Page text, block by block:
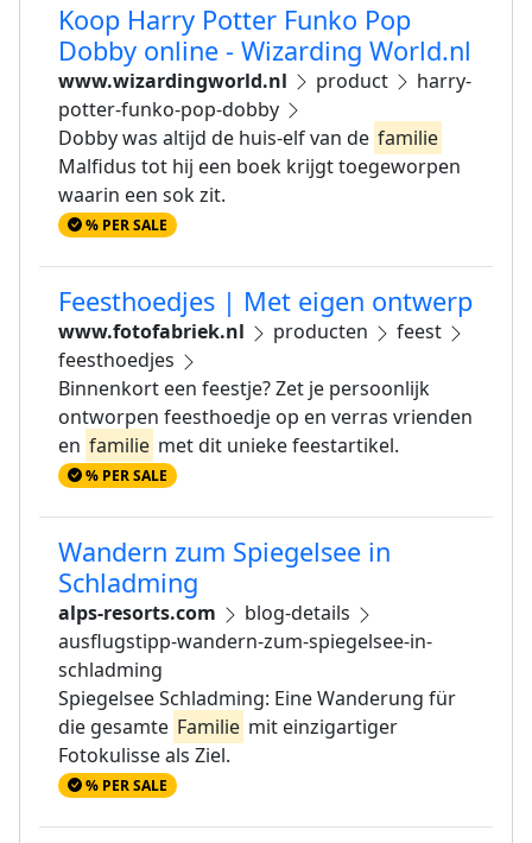
Koop Harry Potter Funko Pop
Dobby online - Wizarding World.nl
www.wizardingworld.nl product
harry-
potter-funko-pop-dobby
Dobby was altijd de huis-elf van de familie
Malfidus tot hij een boek krijgt toegeworpen
waarin een sok zit.
% PER SALE
Feesthoedjes | Met eigen ontwerp
www.fotofabriek.nl producten
feest
feesthoedjes
Binnenkort een feestje? Zet je persoonlijk
ontworpen feesthoedje op en verras vrienden
en familie met dit unieke feestartikel.
% PER SALE
Wandern zum Spiegelsee in
Schladming
alps-resorts.com
blog-details
ausflugstipp-wandern-zum-spiegelsee-in-
schladming
Spiegelsee Schladming: Eine Wanderung für
die gesamte Familie mit einzigartiger
Fotokulisse als Ziel.
% PER SALE